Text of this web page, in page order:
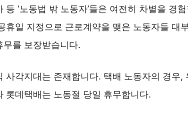
등 ‘노동법 밖 노동자’들은 여전히 차별을 경
휴일 지정으로 근로계약을 맺은 노동자들 대
무를 보장받습니다.
사각지대는 존재합니다. 택배 노동자의 경우,
롯데택배는 노동절 당일 휴무합니다.